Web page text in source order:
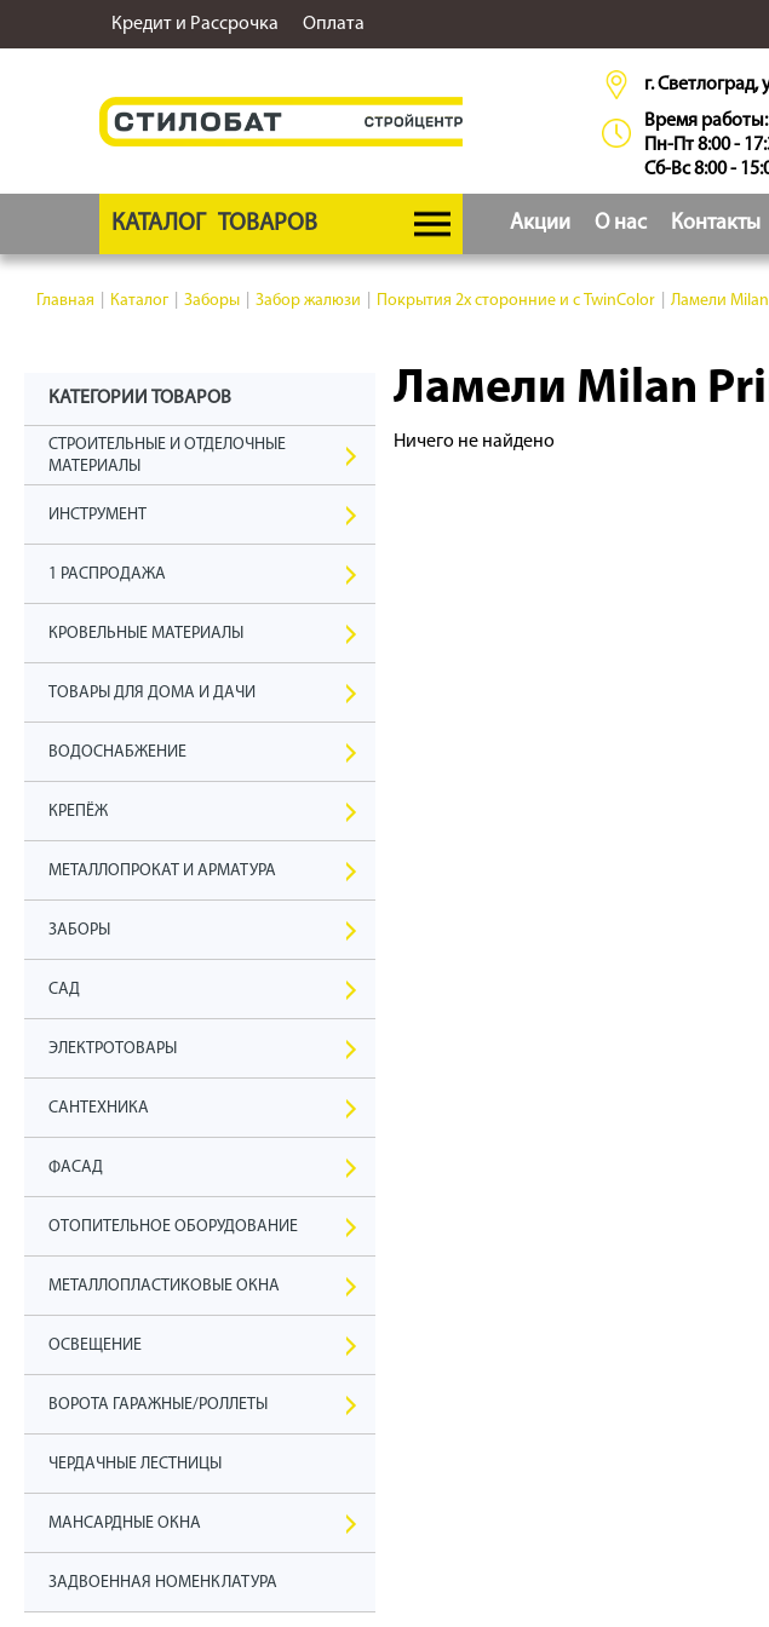
Кредит и Рассрочка Оплата
г.
Время работы:
Пн-Пт 8:00 -
Сб-Вс 8:00 -
КАТАЛОГ ТОВАРОВ Акции О нас Контакты
Главная Каталог Заборы Забор жалюзи Покрытия 2х сторонние и с TwinColor Ламели
КАТЕГОРИИ ТОВАРОВ
СТРОИТЕЛЬНЫЕ И ОТДЕЛОЧНЫЕ
МАТЕРИАЛЫ
ИНСТРУМЕНТ
1 РАСПРОДАЖА
КРОВЕЛЬНЫЕ МАТЕРИАЛЫ
ТОВАРЫ ДЛЯ ДОМА И ДАЧИ
ВОДОСНАБЖЕНИЕ
КРЕПЁЖ
МЕТАЛЛОПРОКАТ И АРМАТУРА
ЗАБОРЫ
САД
ЭЛЕКТРОТОВАРЫ
САНТЕХНИКА
ФАСАД
ОТОПИТЕЛЬНОЕ ОБОРУДОВАНИЕ
МЕТАЛЛОПЛАСТИКОВЫЕ ОКНА
ОСВЕЩЕНИЕ
ВОРОТА ГАРАЖНЫЕ/РОЛЛЕТЫ
ЧЕРДАЧНЫЕ ЛЕСТНИЦЫ
МАНСАРДНЫЕ ОКНА
ЗАДВОЕННАЯ НОМЕНКЛАТУРА
Ламели Milan
Ничего не найдено